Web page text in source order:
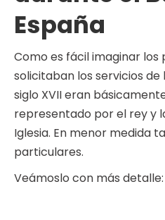
España
Como es fácil imaginar
solicitaban los servicios
siglo XVII eran
representado por el rey y
Iglesia. En menor medida
particulares.
Veámoslo con más detalle: